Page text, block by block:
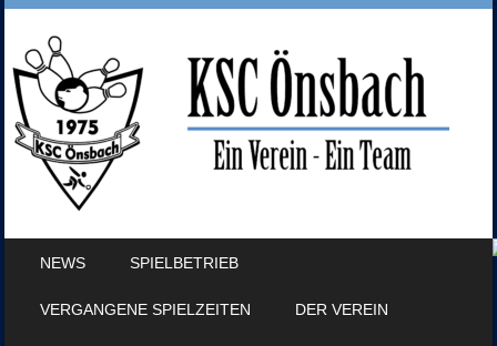
NEWS SPIELBETRIEB
VERGANGENE SPIELZEITEN DER VEREIN